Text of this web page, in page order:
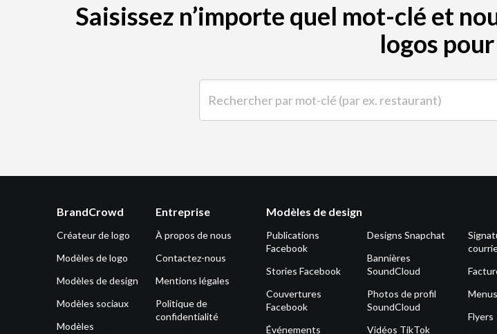
Saisissez n’importe quel mot-clé et
logos
BrandCrowd
Créateur de logo
Modèles de logo
Modèles de design
Modèles sociaux
Modèles
Entreprise
À propos de nous
Contactez-nous
Mentions légales
Politique de
confidentialité
Modèles de design
Publications
Facebook
Stories Facebook
Couvertures
Facebook
Événements
Designs Snapchat
Bannières
SoundCloud
Photos de profil
SoundCloud
Vidéos TikTok
Menus
Flyers